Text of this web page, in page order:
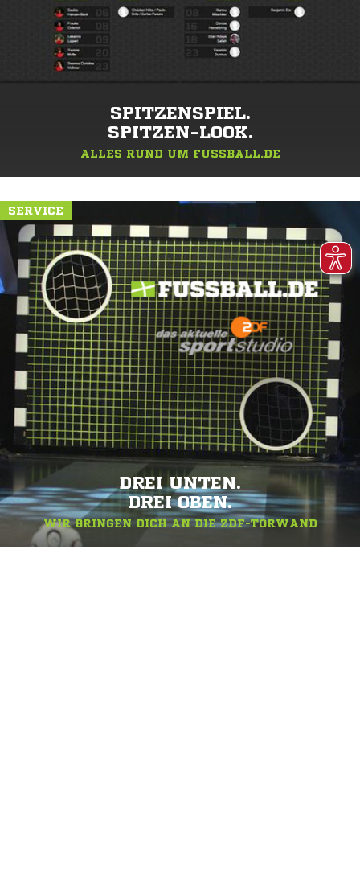
SPITZENSPIEL.
SPITZEN-LOOK.
ALLES RUND UM FUSSBALL.DE
SERVICE
DREI UNTEN.
DREI OBEN.
WIR BRINGEN DICH AN DIE ZDF-TORWAND